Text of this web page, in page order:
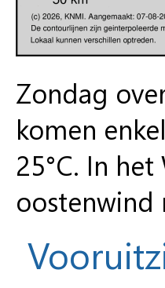
Zondag
komen
25°C. In
oostenwind